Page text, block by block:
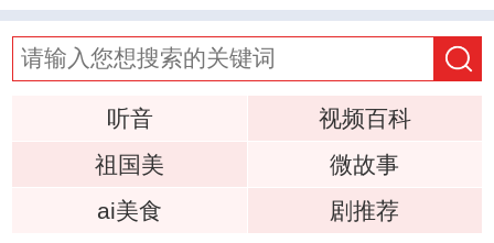
听音
视频百科
祖国美
微故事
ai美食
剧推荐